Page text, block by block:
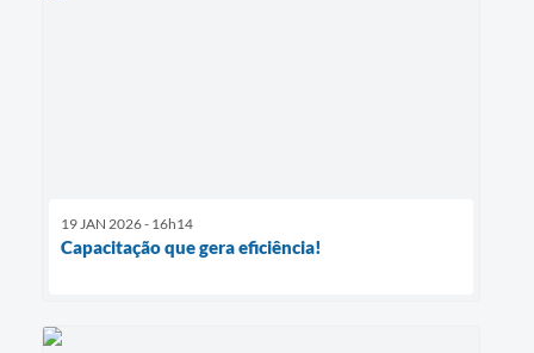
19 JAN 2026 - 16h14
Capacitação que gera eficiência!